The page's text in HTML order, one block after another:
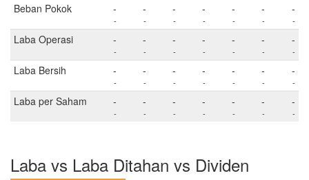
Beban Pokok -
-
-
-
-
-
-
-
-
-
-
-
-
-
Laba Operasi -
-
-
-
-
-
-
-
-
-
-
-
-
-
Laba Bersih -
-
-
-
-
-
-
-
-
-
-
-
-
-
Laba per Saham -
-
-
-
-
-
-
-
-
-
-
-
-
-
Laba vs Laba Ditahan vs Dividen